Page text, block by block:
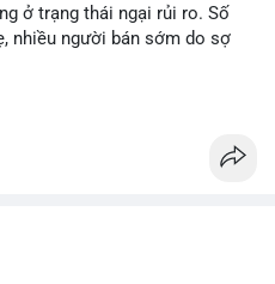
ở trạng thái ngại rủi ro. Số
nhiều người bán sớm do sợ
LUẬN: Biconomy (BICO),
đề NFT (Pudgy Penguins),
THÔNG: Bàn tán trên
kẹp, dự báo NVDA và Musk